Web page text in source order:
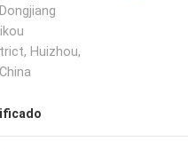
Huizhou,